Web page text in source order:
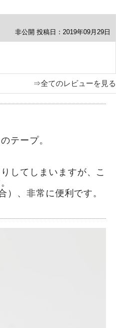
非公開 投稿日：2019年09月29日
⇒全てのレビューを見る
テープ。
してしまいますが、こ
、非常に便利です。